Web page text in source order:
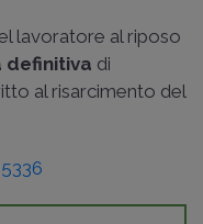
lavoratore al riposo
definitiva di
al risarcimento del